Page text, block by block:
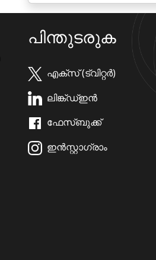
പിന്തുടരുക
എക്സ് (ട്വിറ്റർ)
ലിങ്ക്ഡ്ഇൻ
ഫേസ്ബുക്ക്
ഇൻസ്റ്റാഗ്രാം